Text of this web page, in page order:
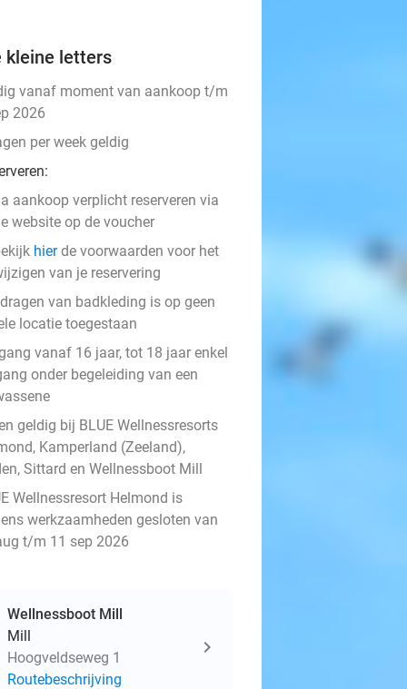
kleine letters
vanaf moment van aankoop t/m
2026
per week geldig
aankoop verplicht reserveren via
website op de voucher
hierde voorwaarden voor het
van je reservering
van badkleding is op geen
locatie toegestaan
vanaf 16 jaar, tot 18 jaar enkel
onder begeleiding van een
geldig bij BLUE Wellnessresorts
Kamperland (Zeeland),
Sittard en Wellnessboot Mill
Wellnessresort Helmond is
werkzaamheden gesloten van
t/m 11 sep 2026
Wellnessboot Mill
Mill
Hoogveldseweg 1
Routebeschrijving